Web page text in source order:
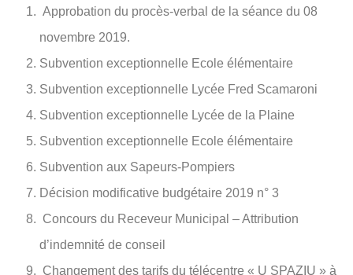
Approbation du procès-verbal de la séance du 08
novembre 2019.
Subvention exceptionnelle Ecole élémentaire
Subvention exceptionnelle Lycée Fred Scamaroni
Subvention exceptionnelle Lycée de la Plaine
Subvention exceptionnelle Ecole élémentaire
Subvention aux Sapeurs-Pompiers
Décision modificative budgétaire 2019 n° 3
Concours du Receveur Municipal – Attribution
d’indemnité de conseil
Changement des tarifs du télécentre « U SPAZIU » à